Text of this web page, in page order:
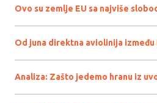
Ovo su zemlje EU sa najviše
Od juna direktna aviolinija između
Analiza: Zašto jedemo hranu iz